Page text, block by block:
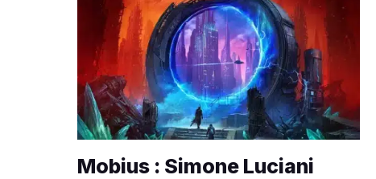
Mobius : Simone Luciani